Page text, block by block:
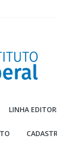
LINHA